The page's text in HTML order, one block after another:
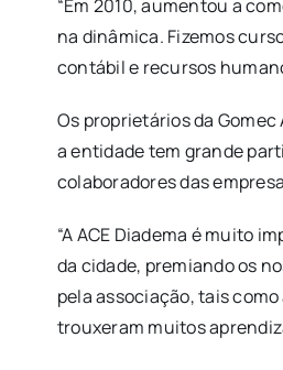
“Em 2010, aumentou a
na dinâmica. Fizemos
contábil e recursos
Os proprietários da
a entidade tem grande
colaboradores das
“A ACE Diadema é muito
da cidade, premiando os
pela associação, tais
trouxeram muitos